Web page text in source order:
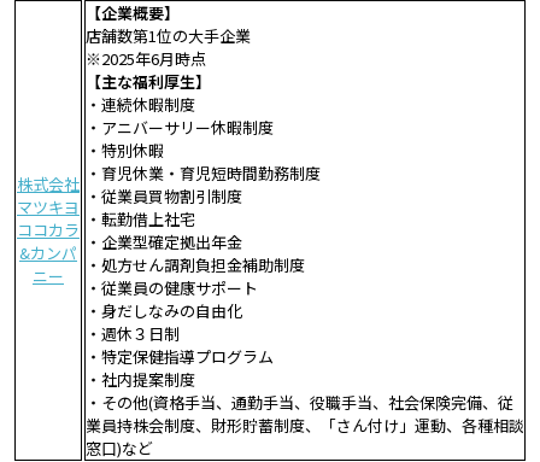
株式会社
マツキヨ
ココカラ
&カンパ
ニー
【企業概要】
店舗数第1位の大手企業
※2025年6月時点
【主な福利厚生】
・連続休暇制度
・アニバーサリー休暇制度
・特別休暇
・育児休業・育児短時間勤務制度
・従業員買物割引制度
・転勤借上社宅
・企業型確定拠出年金
・処方せん調剤負担金補助制度
・従業員の健康サポート
・身だしなみの自由化
・週休３日制
・特定保健指導プログラム
・社内提案制度
・その他(資格手当、通勤手当、役職手当、社会保険完備、従
業員持株会制度、財形貯蓄制度、「さん付け」運動、各種相談
窓口)など